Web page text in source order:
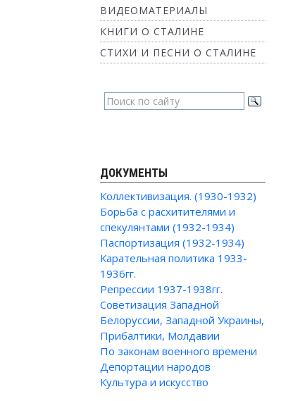
ВИДЕОМАТЕРИАЛЫ
КНИГИ О СТАЛИНЕ
СТИХИ И ПЕСНИ О СТАЛИНЕ
ДОКУМЕНТЫ
Коллективизация. (1930-1932)
Борьба с расхитителями и
спекулянтами (1932-1934)
Паспортизация (1932-1934)
Карательная политика 1933-
1936гг.
Репрессии 1937-1938гг.
Советизация Западной
Белоруссии, Западной Украины,
Прибалтики, Молдавии
По законам военного времени
Депортации народов
Культура и искусство